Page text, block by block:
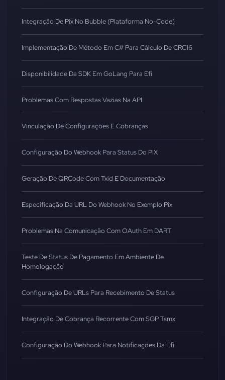
Integração De Pix No Bubble (Plataforma No-Code)
Implementação De Método Em C# Para Cálculo De CRC16
Disponibilidade Da SDK Em GoLang Para Efí
Problemas Com Respostas Vazias Na API
Vinculação De Configurações E Cobranças
Configuração Do Webhook Para Status Do PIX
Geração De QRCode Com Txid E Documentação
Especificação Da URL Do Webhook No Exemplo Pix
Problemas Na Comunicação Com OAuth Em DART
Teste De Status De Pagamento Em Ambiente De
Homologação
Configuração De URLs Para Recebimento De Status
Integração De Cobrança Recorrente Com SGP Tsmx
Configuração Do Webhook Para Notificações Da Efí